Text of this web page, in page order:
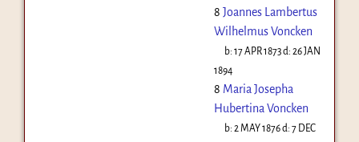
8 Joannes Lambertus
Wilhelmus Voncken
b:17 APR 1873d:26 JAN
1894
8 Maria Josepha
Hubertina Voncken
b:2 MAY 1876d:7 DEC